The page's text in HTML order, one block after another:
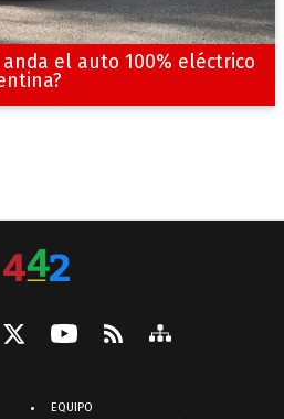
anda el auto 100% eléctrico
EQUIPO